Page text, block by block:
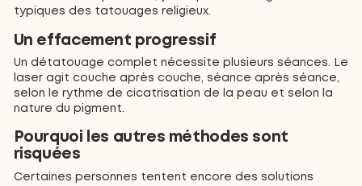
typiques des tatouages religieux.
Un effacement progressif
Un détatouage complet nécessite plusieurs séances. Le
laser agit couche après couche, séance après séance,
selon le rythme de cicatrisation de la peau et selon la
nature du pigment.
Pourquoi les autres méthodes sont
risquées
Certaines personnes tentent encore des solutions